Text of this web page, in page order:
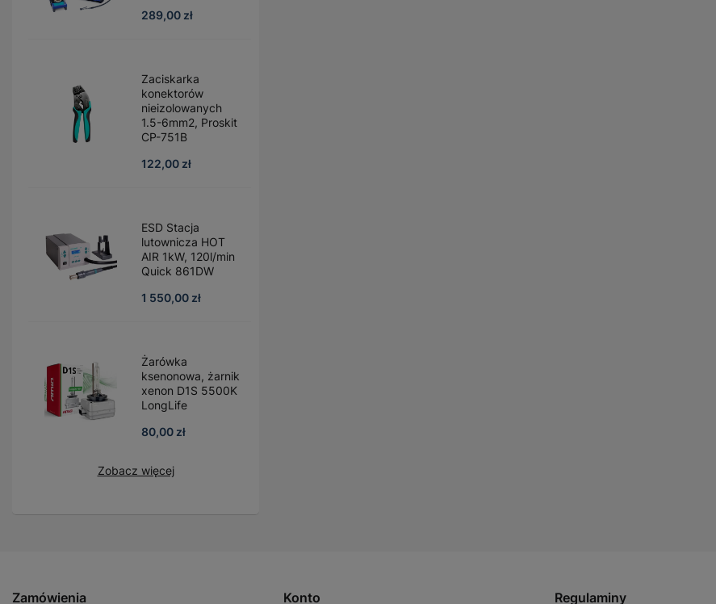
289,00 zł
Zaciskarka
konektorów
nieizolowanych
1.5-6mm2, Proskit
CP-751B
122,00 zł
ESD Stacja
lutownicza HOT
AIR 1kW, 120l/min
Quick 861DW
1 550,00 zł
Żarówka
ksenonowa, żarnik
xenon D1S 5500K
LongLife
80,00 zł
Zobacz więcej
Zamówienia Konto Regulaminy